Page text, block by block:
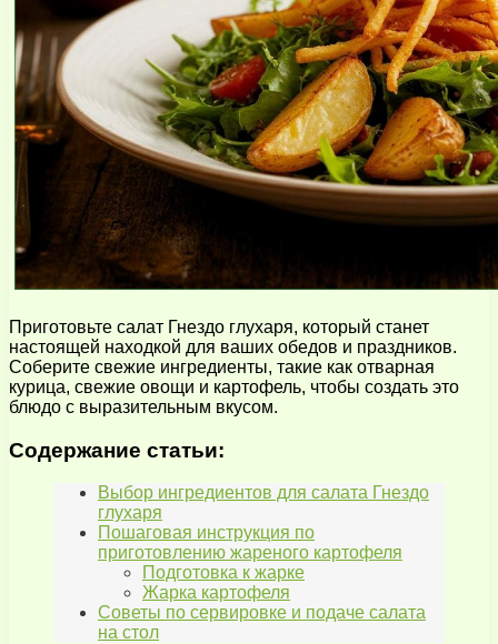
Приготовьте салат Гнездо глухаря, который станет
настоящей находкой для ваших обедов и праздников.
Соберите свежие ингредиенты, такие как отварная
курица, свежие овощи и картофель, чтобы создать это
блюдо с выразительным вкусом.
Содержание статьи:
Выбор ингредиентов для салата Гнездо
глухаря
Пошаговая инструкция по
приготовлению жареного картофеля
Подготовка к жарке
Жарка картофеля
Советы по сервировке и подаче салата
на стол